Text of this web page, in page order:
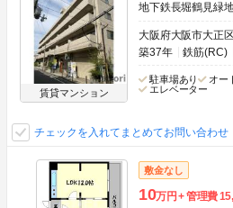
賃貸マンション
地下鉄長堀鶴見緑
大阪府大阪市大正
築37年
鉄筋(RC)
駐車場あり オー
エレベーター
チェックを入れてまとめてお問い合わせ
敷金なし
10万円 管理費